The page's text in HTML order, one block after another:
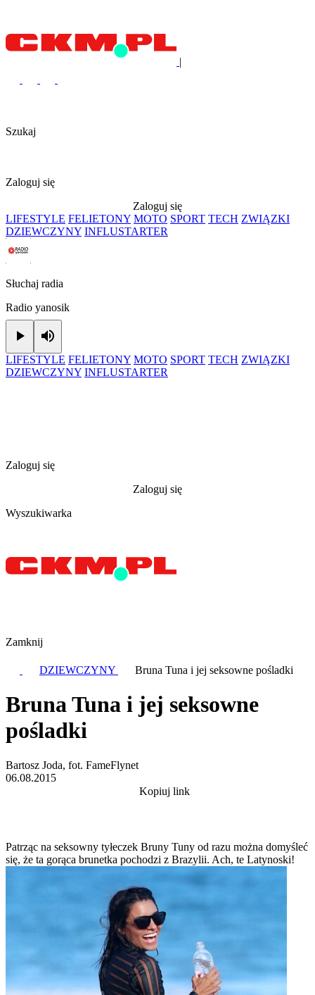
|
Szukaj
Zaloguj się
Zaloguj się
LIFESTYLE FELIETONY MOTO SPORT TECH ZWIĄZKI
DZIEWCZYNY INFLUSTARTER
Słuchaj radia
Radio yanosik
Play
LIFESTYLE FELIETONY MOTO SPORT TECH ZWIĄZKI
DZIEWCZYNY INFLUSTARTER
Zaloguj się
Zaloguj się
Wyszukiwarka
Zamknij
DZIEWCZYNY Bruna Tuna i jej seksowne pośladki
Bruna Tuna i jej seksowne
pośladki
Bartosz Joda, fot. FameFlynet
06.08.2015
Kopiuj link
Patrząc na seksowny tyłeczek Bruny Tuny od razu można domyśleć
się, że ta gorąca brunetka pochodzi z Brazylii. Ach, te Latynoski!